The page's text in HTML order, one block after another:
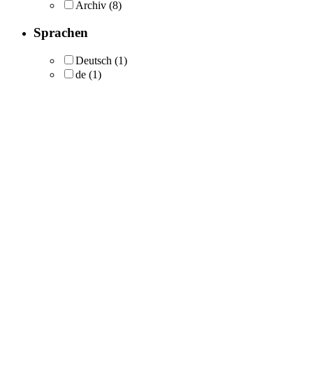
Archiv (8)
Sprachen
Deutsch (1)
de (1)